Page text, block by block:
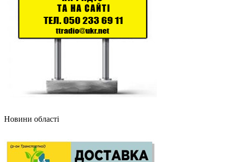
Новини області